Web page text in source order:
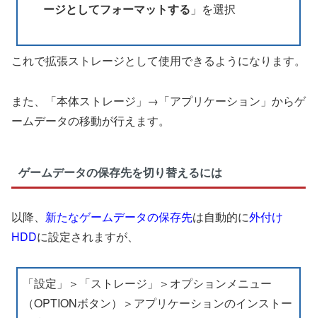
ージとしてフォーマットする 」を選択
これで拡張ストレージとして使用できるようになります。
また、「本体ストレージ」→「アプリケーション」からゲ
ームデータの移動が行えます。
ゲームデータの保存先を切り替えるには
以降、 新たなゲームデータの保存先は自動的に外付け
HDDに設定されますが、
「設定」＞「ストレージ」＞オプションメニュー
（OPTIONボタン）＞アプリケーションのインストー